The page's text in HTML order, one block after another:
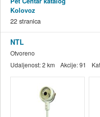
Kolovoz
27.07.-30.08.2026.
22 stranica
NTL
Otvoreno
Udaljenost:2 km Akcije:91